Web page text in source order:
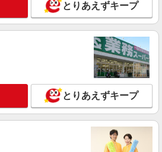
詳細を見る
1,168円〜1,231円 ※経験・能力・資格等
会福祉士・介護福祉士 時給1,231円 その
給1,168円
プラザそよ風 ながた 兵庫県神戸市長田
6丁目1-31
詳細を見る
とりあえずキープ
とりあえずキープ